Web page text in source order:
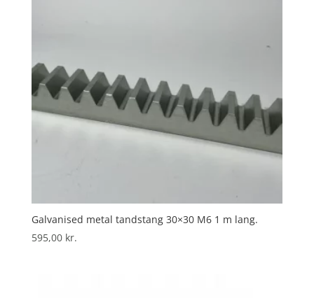
Galvanised metal tandstang 30×30 M6 1 m lang.
595,00 kr.